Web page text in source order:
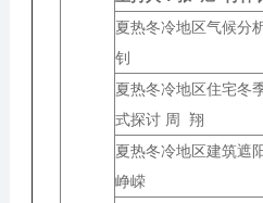
夏热冬冷地
钊
夏热冬冷地区住宅冬
式探讨 周 翔
夏热冬冷地区建
峥嵘